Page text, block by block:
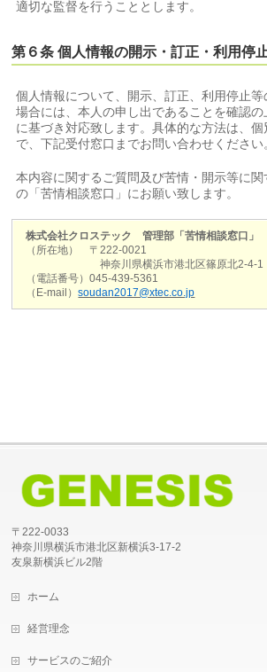
適切な監督を行うこととします。
第６条 個人情報の開示・訂正・利用停
個人情報について、開示、訂正、利用停止
場合には、本人の申し出であることを確認
に基づき対応致します。具体的な方法は、
で、下記受付窓口までお問い合わせください
本内容に関するご質問及び苦情・開示等に
の「苦情相談窓口」にお願い致します。
株式会社クロステック 管理部「苦情相談窓口」
（所在地） 〒222-0021
神奈川県横浜市港北区篠原北2-4-1
（電話番号）045-439-5361
（E-mail）soudan2017@xtec.co.jp
〒222-0033
神奈川県横浜市港北区新横浜3-17-2
友泉新横浜ビル2階
ホーム
経営理念
サービスのご紹介